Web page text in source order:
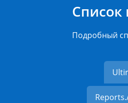
Список
Подробный